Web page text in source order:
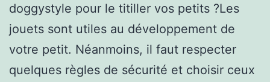
doggystyle pour le titiller vos petits ?Les
jouets sont utiles au développement de
votre petit. Néanmoins, il faut respecter
quelques règles de sécurité et choisir ceux